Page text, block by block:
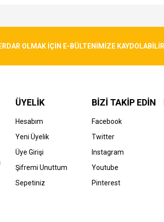
OLMAK İÇİN E-BÜLTENİMİZE
ÜYELİK
Hesabım
Yeni Üyelik
Üye Girişi
Şifremi Unuttum
Sepetiniz
BİZİ TAKİP EDİN
Facebook
Twitter
Instagram
Youtube
Pinterest